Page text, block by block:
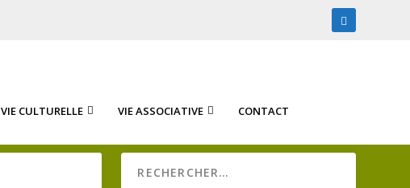
VIE CULTURELLE VIE ASSOCIATIVE CONTACT